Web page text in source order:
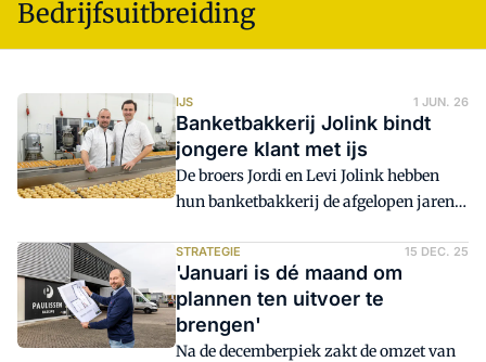
Bedrijfsuitbreiding
IJS 1 JUN. 26
Banketbakkerij Jolink bindt
jongere klant met ijs
De broers Jordi en Levi Jolink hebben
hun banketbakkerij de afgelopen jaren
2023 betrokken ze daartoe een
gloednieuwe, duurzame banketbakkerij
in Brummen. Ook heeft de familie een
manier bedacht om jongeren als klant
voor de banketbakkerij te behouden. Met
STRATEGIE 15 DEC. 25
'Januari is dé maand om
plannen ten uitvoer te
brengen'
Na de decemberpiek zakt de omzet van